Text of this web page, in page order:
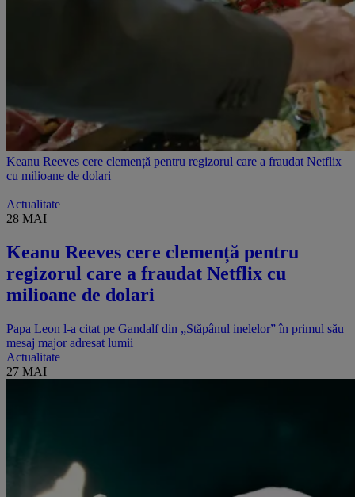
Keanu Reeves cere clemență pentru regizorul care a fraudat Netflix
cu milioane de dolari
Actualitate
28 MAI
Keanu Reeves cere clemență pentru
regizorul care a fraudat Netflix cu
milioane de dolari
Papa Leon l-a citat pe Gandalf din „Stăpânul inelelor” în primul său
mesaj major adresat lumii
Actualitate
27 MAI